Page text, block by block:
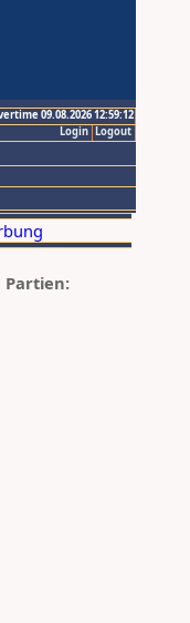
09.08.2026 12:59:12
Logout
Login
Partien: